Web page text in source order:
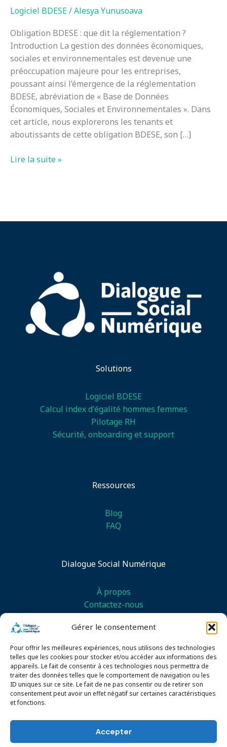
Gérer le consentement
Pour offrir les meilleures expériences, nous utilisons des technologies
telles que les cookies pour stocker et/ou accéder aux informations des
appareils. Le fait de consentir à ces technologies nous permettra de
traiter des données telles que le comportement de navigation ou les
ID uniques sur ce site. Le fait de ne pas consentir ou de retirer son
consentement peut avoir un effet négatif sur certaines caractéristiques
et fonctions.
Accepter
Logiciel BDESE /Alesya Yunusoava
Obligation BDESE : que dit la réglementation ?
Introduction La gestion des données économiques,
sociales et environnementales est devenue une
préoccupation majeure pour les entreprises,
poussant ainsi l’émergence de la réglementation
BDESE, abréviation de « Base de Données
Économiques, Sociales et Environnementales ». Dans
cet article, nous explorerons les tenants et
aboutissants de cette obligation BDESE, son […]
Lire la suite »
Solutions
Logiciel BDESE
Calcul index d'égalité hommes femmes
Pilotage RH
Sécurité, onboarding et support
Ressources
Blog
FAQ
Dialogue Social Numérique
À propos
Contactez-nous
Essai gratuit
droits réservés